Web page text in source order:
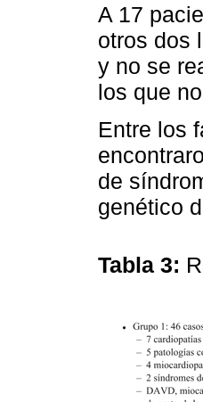
A 17
otros dos
y no se
los que
Entre los
de
genético
Tabla 3: